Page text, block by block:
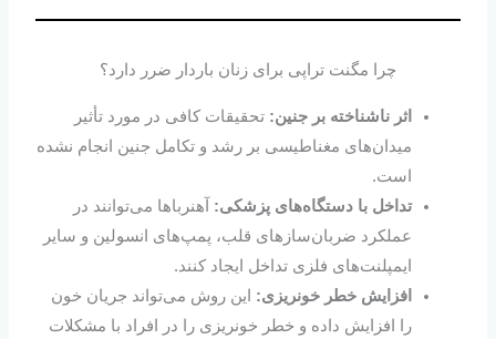
چرا مگنت تراپی برای زنان باردار ضرر دارد؟
اثر ناشناخته بر جنین: تحقیقات کافی در مورد تأثیر
میدان‌های مغناطیسی بر رشد و تکامل جنین انجام نشده
است.
تداخل با دستگاه‌های پزشکی: آهنرباها می‌توانند در
عملکرد ضربان‌‌سازهای قلب، پمپ‌های انسولین و سایر
ایمپلنت‌های فلزی تداخل ایجاد کنند.
افزایش خطر خونریزی: این روش می‌تواند جریان خون
را افزایش داده و خطر خونریزی را در افراد با مشکلات